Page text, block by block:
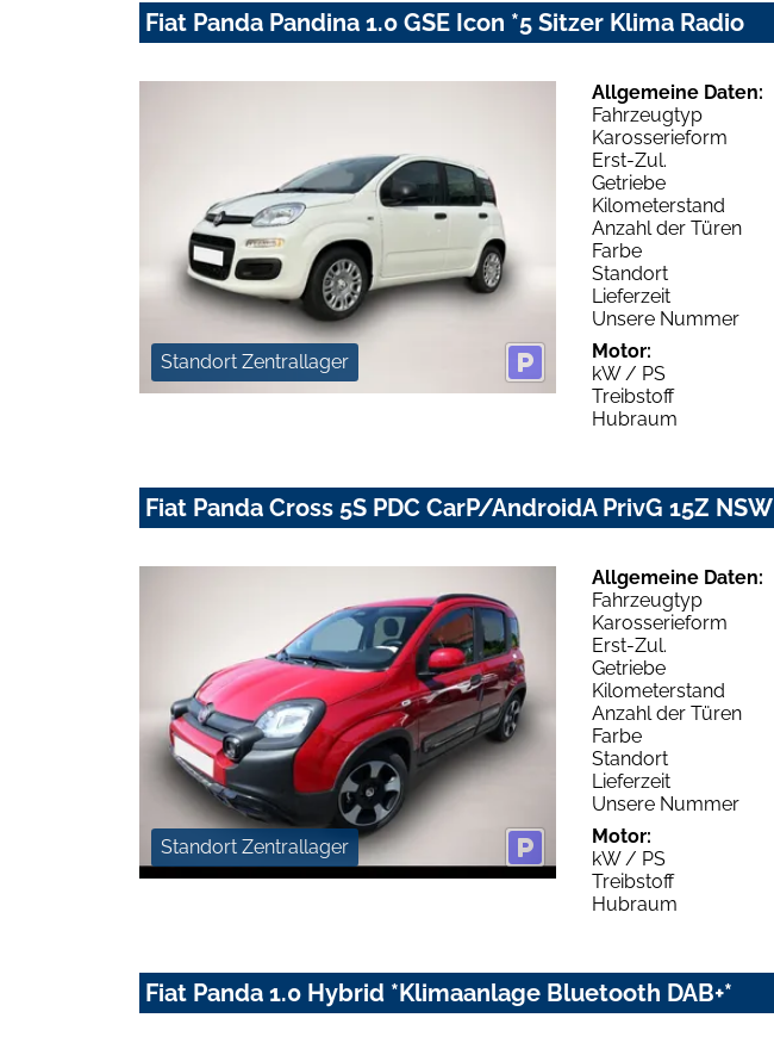
Fiat Panda Pandina 1.0 GSE Icon *5 Sitzer Klima Radio
Standort Zentrallager
Allgemeine Daten:
Fahrzeugtyp
Karosserieform
Erst-Zul.
Getriebe
Kilometerstand
Anzahl der Türen
Farbe
Standort
Lieferzeit
Unsere Nummer
Motor:
kW / PS
Treibstoff
Hubraum
Fiat Panda Cross 5S PDC CarP/AndroidA PrivG 15Z NSW
Standort Zentrallager
Allgemeine Daten:
Fahrzeugtyp
Karosserieform
Erst-Zul.
Getriebe
Kilometerstand
Anzahl der Türen
Farbe
Standort
Lieferzeit
Unsere Nummer
Motor:
kW / PS
Treibstoff
Hubraum
Fiat Panda 1.0 Hybrid *Klimaanlage Bluetooth DAB+*